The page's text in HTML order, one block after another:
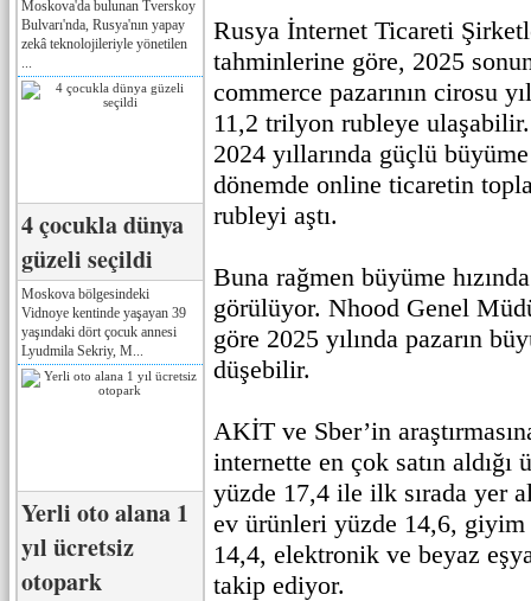
Moskova'da bulunan Tverskoy
Bulvarı'nda, Rusya'nın yapay
zekâ teknolojileriyle yönetilen
4 çocukla dünya
güzeli seçildi
Moskova bölgesindeki
Vidnoye kentinde yaşayan 39
yaşındaki dört çocuk annesi
Lyudmila Sekriy, M...
Yerli oto alana 1
yıl ücretsiz
otopark
Rusya İnternet Ticareti
tahminlerine göre, 2025
commerce pazarının cirosu
11,2 trilyon rubleye
2024 yıllarında güçlü
dönemde online ticaretin
rubleyi aştı.
Buna rağmen büyüme
görülüyor. Nhood Genel
göre 2025 yılında pazarın
düşebilir.
AKİT ve Sber’in
internette en çok satın aldığı
yüzde 17,4 ile ilk sırada yer
ev ürünleri yüzde 14,6, giyim
14,4, elektronik ve beyaz
takip ediyor.